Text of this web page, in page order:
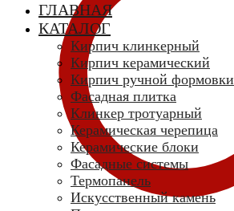
ГЛАВНАЯ
КАТАЛОГ
Кирпич клинкерный
Кирпич керамический
Кирпич ручной формовки
Фасадная плитка
Клинкер тротуарный
Керамическая черепица
Керамические блоки
Фасадные системы
Термопанель
Искусственный камень